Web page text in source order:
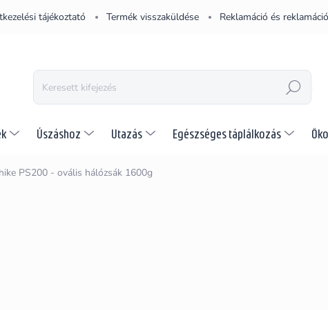
tájékoztató Termék visszaküldése Reklamáció és
KERESÉS
Úszáshoz Utazás Egészséges táplálkozás
PS200 - ovális hálózsák 1600g